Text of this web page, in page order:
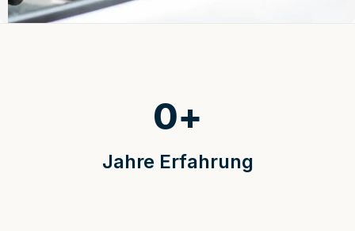
Jahre Erfahrung
0+